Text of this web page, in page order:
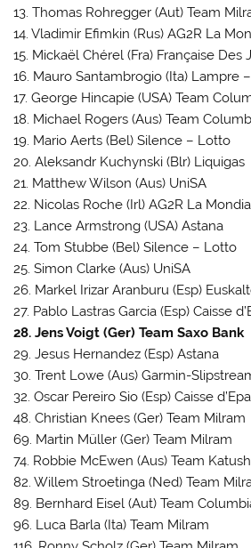
13. Thomas Rohregger (Aut) Team
14. Vladimir Efimkin (Rus) AG2R La
15. Mickaël Chérel (Fra) Française Des
16. Mauro Santambrogio (Ita) Lampre
17. George Hincapie (USA) Team
18. Michael Rogers (Aus) Team
19. Mario Aerts (Bel) Silence – Lotto
20. Aleksandr Kuchynski (Blr) Liquigas
21. Matthew Wilson (Aus) UniSA
22. Nicolas Roche (Irl) AG2R La
23. Lance Armstrong (USA) Astana
24. Tom Stubbe (Bel) Silence – Lotto
25. Simon Clarke (Aus) UniSA
26. Markel Irizar Aranburu (Esp)
27. Pablo Lastras Garcia (Esp) Caisse
28. Jens Voigt (Ger) Team Saxo Bank
29. Jesus Hernandez (Esp) Astana
30. Trent Lowe (Aus) Garmin-
32. Oscar Pereiro Sio (Esp) Caisse
48. Christian Knees (Ger) Team Milram
69. Martin Müller (Ger) Team Milram
74. Robbie McEwen (Aus) Team
82. Willem Stroetinga (Ned) Team
89. Bernhard Eisel (Aut) Team
96. Luca Barla (Ita) Team Milram